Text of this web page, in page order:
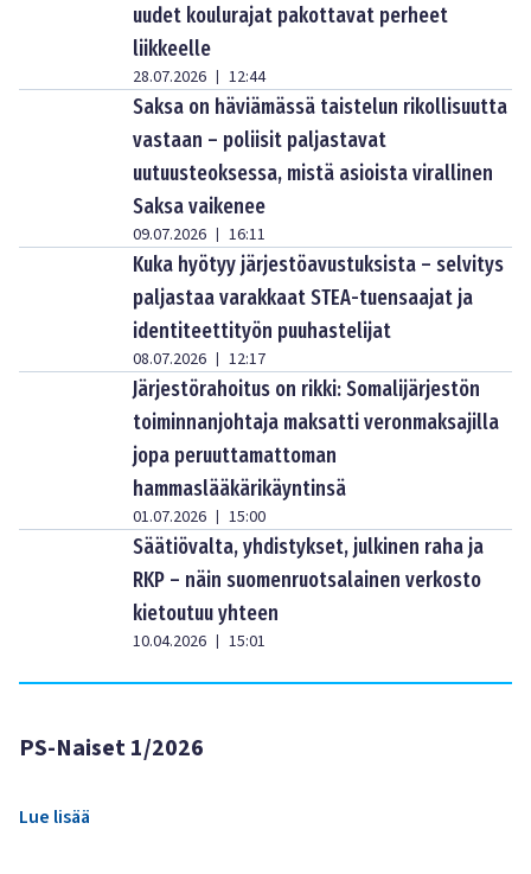
uudet koulurajat pakottavat perheet
liikkeelle
28.07.2026 | 12:44
Saksa on häviämässä taistelun rikollisuutta
vastaan – poliisit paljastavat
uutuusteoksessa, mistä asioista virallinen
Saksa vaikenee
09.07.2026 | 16:11
Kuka hyötyy järjestöavustuksista – selvitys
paljastaa varakkaat STEA-tuensaajat ja
identiteettityön puuhastelijat
08.07.2026 | 12:17
Järjestörahoitus on rikki: Somalijärjestön
toiminnanjohtaja maksatti veronmaksajilla
jopa peruuttamattoman
hammaslääkärikäyntinsä
01.07.2026 | 15:00
Säätiövalta, yhdistykset, julkinen raha ja
RKP – näin suomenruotsalainen verkosto
kietoutuu yhteen
10.04.2026 | 15:01
PS-Naiset 1/2026
Lue lisää